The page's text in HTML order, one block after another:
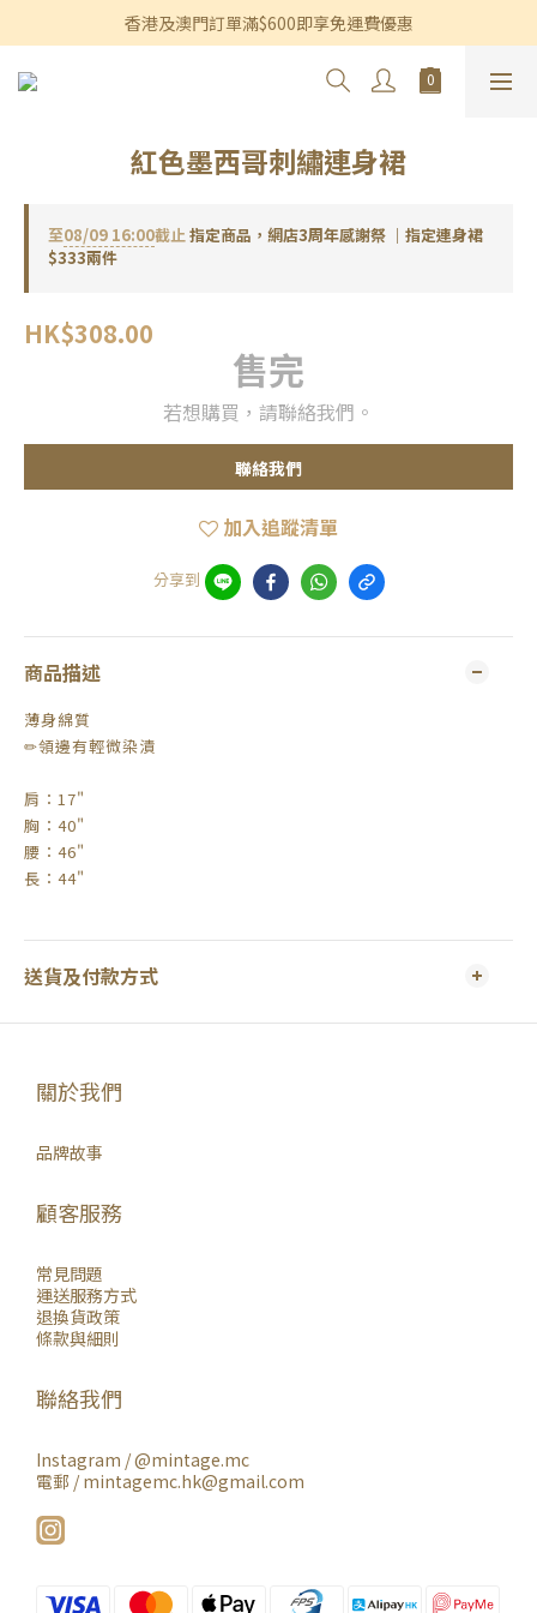
香港及澳門訂單滿$600即享免運費優惠
香港及澳門訂單滿$600即享免運費優惠
3個月內買滿$1,200可享永久九折優惠
紅色墨西哥刺繡連身裙
至08/09 16:00截止指定商品，網店3周年感謝祭 ｜指定連身裙
$333兩件
HK$308.00
售完
若想購買，請聯絡我們。
聯絡我們
加入追蹤清單
分享到
商品描述
薄身綿質
✏領邊有輕微染漬
肩：17"
胸：40"
腰：46"
長：44"
送貨及付款方式
關於我們
品牌故事
顧客服務
常見問題
運送服務方式
退換貨政策
條款與細則
聯絡我們
Instagram /@mintage.mc
電郵 / mintagemc.hk@gmail.com